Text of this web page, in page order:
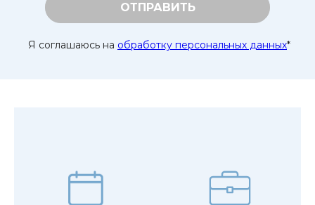
ОТПРАВИТЬ
Я соглашаюсь на обработку персональных данных*